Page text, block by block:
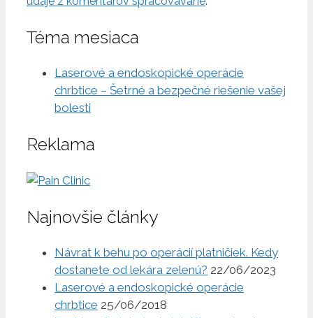
Téma mesiaca
Laserové a endoskopické operácie
chrbtice – Šetrné a bezpečné riešenie vašej
bolesti
Reklama
Najnovšie články
Návrat k behu po operácií platničiek. Kedy
dostanete od lekára zelenú? 22/06/2023
Laserové a endoskopické operácie
chrbtice 25/06/2018